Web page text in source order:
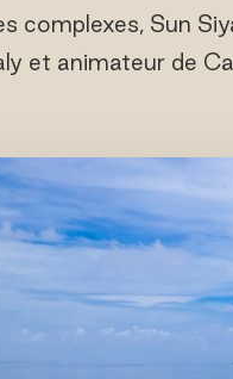
complexes, Sun
et animateur de